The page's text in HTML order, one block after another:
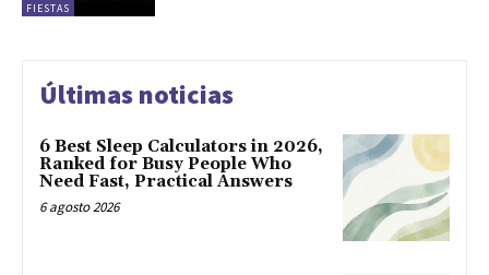
FIESTAS
Últimas noticias
6 Best Sleep Calculators in 2026,
Ranked for Busy People Who
Need Fast, Practical Answers
6 agosto 2026